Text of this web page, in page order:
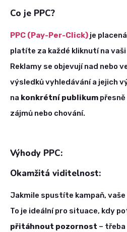
Co je PPC?
PPC (Pay-Per-Click) je
platíte za každé kliknutí na
Reklamy se objevují nad nebo
výsledků vyhledávání a jejich
na konkrétní publikum
zájmů nebo chování.
Výhody PPC:
Okamžitá viditelnost:
Jakmile spustíte kampaň,
To je ideální pro situace, kdy
přitáhnout pozornost – třeba